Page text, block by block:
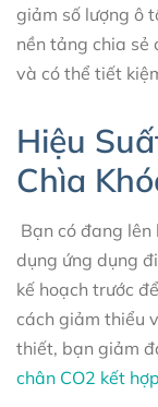
giảm số lượng ô
nền tảng chia sẻ
và có thể tiết
Hiệu
Chìa
Bạn có đang lên
dụng ứng dụng
kế hoạch trước
cách giảm thiểu
thiết, bạn giảm
chân CO2 kết